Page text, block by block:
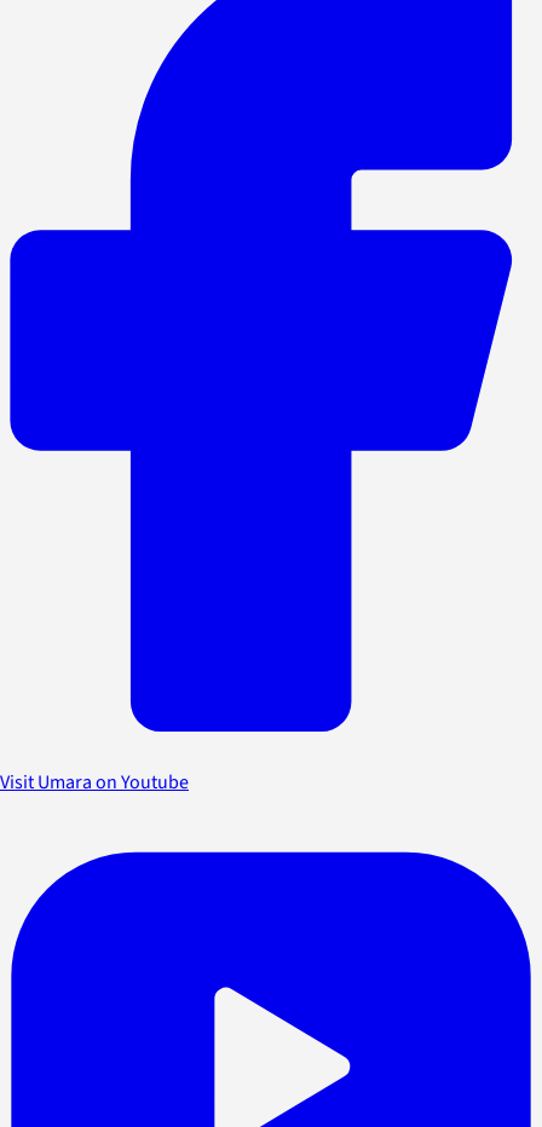
Visit Umara on Youtube